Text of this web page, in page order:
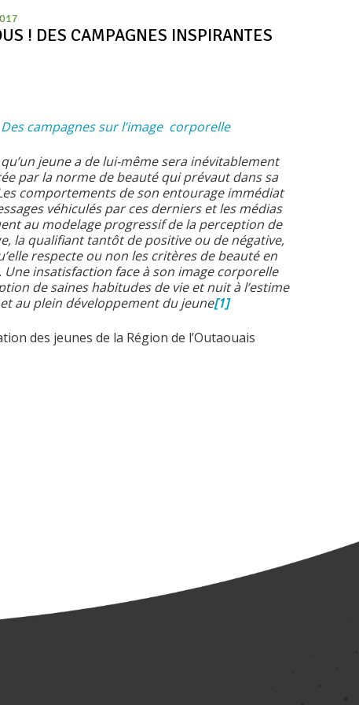
! DES CAMPAGNES INSPIRANTES
Des campagnes sur l’image corporelle
qu’un jeune a de lui-même sera inévitablement
par la norme de beauté qui prévaut dans sa
comportements de son entourage immédiat
véhiculés par ces derniers et les médias
au modelage progressif de la perception de
la qualifiant tantôt de positive ou de négative,
respecte ou non les critères de beauté en
Une insatisfaction face à son image corporelle
de saines habitudes de vie et nuit à l’estime
au plein développement du jeune[1]
des jeunes de la Région de l’Outaouais